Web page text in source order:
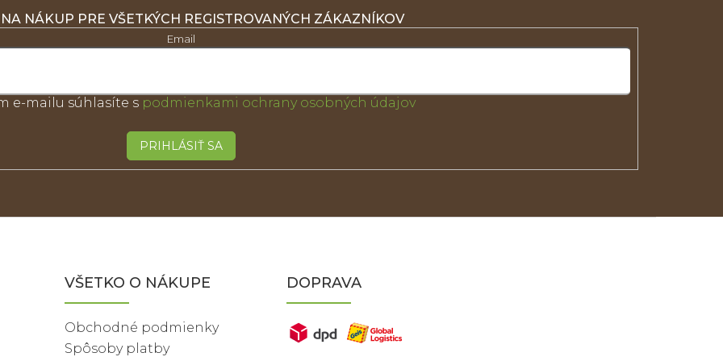
NÁKUP PRE VŠETKÝCH REGISTROVANÝCH ZÁKAZNÍKOV
Email
e-mailu súhlasíte s podmienkami ochrany osobných údajov
PRIHLÁSIŤ SA
VŠETKO O NÁKUPE
Obchodné podmienky
Spôsoby platby
DOPRAVA